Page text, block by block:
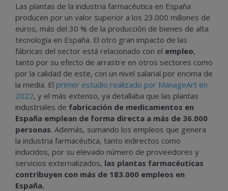
Las plantas de la industria farmacéutica en España
producen por un valor superior a los 23.000 millones de
euros, más del 30 % de la producción de bienes de alta
tecnología en España. El otro gran impacto de las
fábricas del sector está relacionado con el empleo,
tanto por su efecto de arrastre en otros sectores como
por la calidad de este, con un nivel salarial por encima de
la media. El primer estudio realizado por ManageArt en
2022, y el más extenso, ya detallaba que las plantas
industriales de fabricación de medicamentos en
España emplean de forma directa a más de 36.000
personas. Además, sumando los empleos que genera
la industria farmacéutica, tanto indirectos como
inducidos, por su elevado número de proveedores y
servicios externalizados, las plantas farmacéuticas
contribuyen con más de 183.000 empleos en
España.